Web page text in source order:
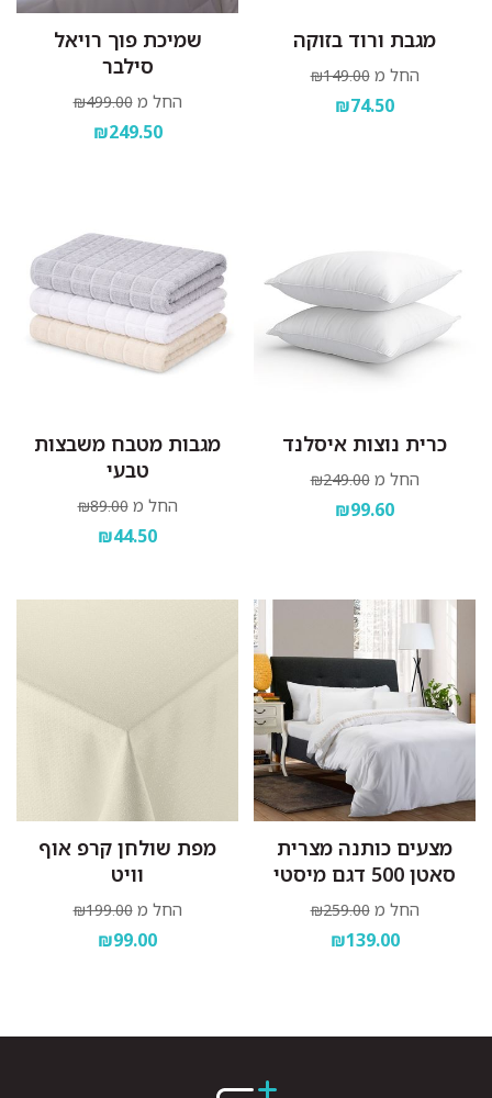
מגבת ורוד בזוקה
החל מ ₪149.00
₪74.50
שמיכת פוך רויאל
סילבר
החל מ ₪499.00
₪249.50
כרית נוצות איסלנד
החל מ ₪249.00
₪99.60
מגבות מטבח משבצות
טבעי
החל מ ₪89.00
₪44.50
מצעים כותנה מצרית
סאטן 500 דגם מיסטי
החל מ ₪259.00
₪139.00
מפת שולחן קרפ אוף
וויט
החל מ ₪199.00
₪99.00